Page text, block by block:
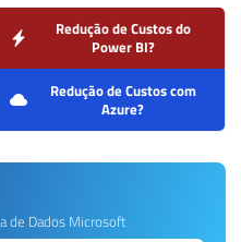
Redução de Custos do
Power BI?
Redução de Custos com
Azure?
de Dados Microsoft